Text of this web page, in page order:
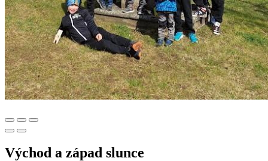
Východ a západ slunce